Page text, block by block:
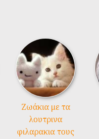
Ζωάκια με τα
λουτρινα
φιλαρακια τους